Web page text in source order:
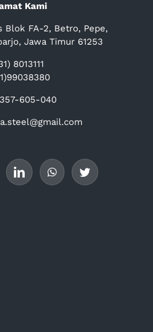
Kami
Blok FA-2, Betro, Pepe,
Jawa Timur 61253
8013111
605-040